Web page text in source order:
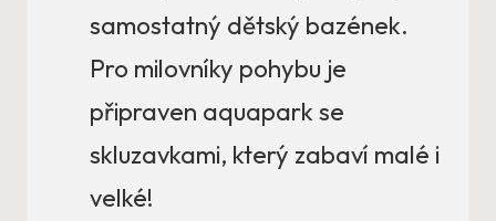
samostatný dětský bazének.
Pro milovníky pohybu je
připraven aquapark se
skluzavkami, který zabaví malé i
velké!